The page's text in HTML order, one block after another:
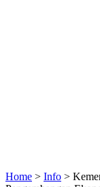
Home > Info >